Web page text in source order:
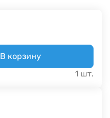
В корзину
1 шт.